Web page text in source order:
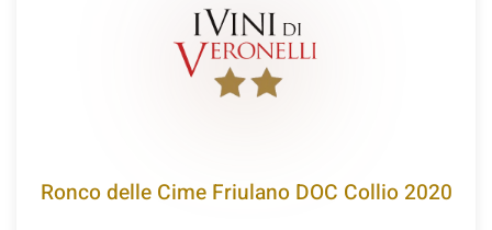
Ronco delle Cime Friulano DOC Collio 2020